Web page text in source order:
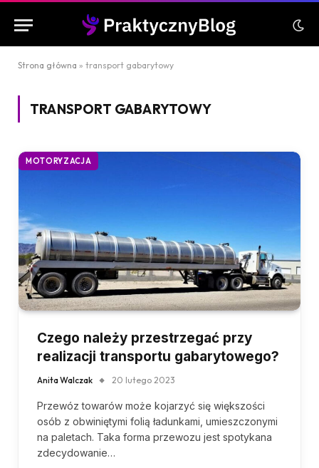
Strona główna » transport gabarytowy
TRANSPORT GABARYTOWY
MOTORYZACJA
Czego należy przestrzegać przy
realizacji transportu gabarytowego?
Anita Walczak 20 lutego 2023
Przewóz towarów może kojarzyć się większości
osób z obwiniętymi folią ładunkami, umieszczonymi
na paletach. Taka forma przewozu jest spotykana
zdecydowanie…